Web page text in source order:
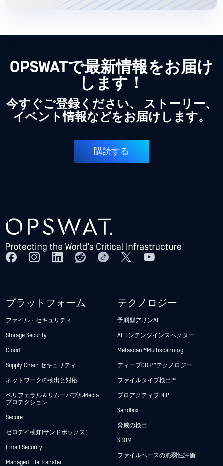
OPSWATで最新情報をお届け
します！
今すぐご登録ください、 ストーリー、
イベント情報などをお届けします。
購読する
プラットフォーム
ファイル・セキュリティ
Storage Security
Cloud
Supply Chain セキュリティ
ネットワークの検出と対応
ペリフェラル＆リムーバブルMedia
プロテクション
Secure
ゼロデイ検知(サンドボックス）
Email Security
Managed File Transfer
テクノロジー
予測型アリンAI
AIコンテンツインスペクター
Metascan™ Multiscanning
ディープCDR™テクノロジー
ファイルタイプ検出™
プロアクティブDLP
Sandbox
脅威の検出
SBOM
ファイルベースの脆弱性評価